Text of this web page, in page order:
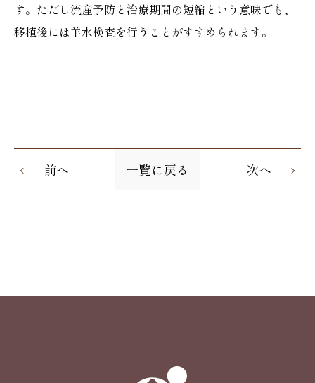
す。ただし流産予防と治療期間の短縮という意味でも、
移植後には羊水検査を行うことがすすめられます。
前へ 一覧に戻る 次へ